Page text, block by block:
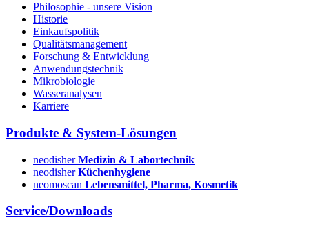
Philosophie - unsere Vision
Historie
Einkaufspolitik
Qualitätsmanagement
Forschung & Entwicklung
Anwendungstechnik
Mikrobiologie
Wasseranalysen
Karriere
Produkte & System-Lösungen
neodisherMedizin & Labortechnik
neodisherKüchenhygiene
neomoscan Lebensmittel, Pharma, Kosmetik
Service/Downloads